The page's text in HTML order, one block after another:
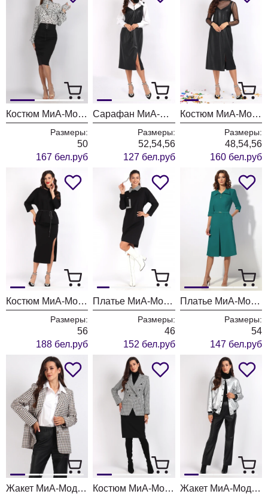
Костюм МиА-Мода 1488-3
Размеры:
50
167 бел.руб
Сарафан МиА-Мода 1538
Размеры:
52,54,56
127 бел.руб
Костюм МиА-Мода 1533
Размеры:
48,54,56
160 бел.руб
Костюм МиА-Мода 1527
Размеры:
56
188 бел.руб
Платье МиА-Мода 1521
Размеры:
46
152 бел.руб
Платье МиА-Мода 1513
Размеры:
54
147 бел.руб
Жакет МиА-Мода 1498 Костюм МиА-Мода 1505 Жакет МиА-Мода 1499